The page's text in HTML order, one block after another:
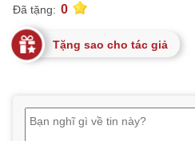
Đã tặng: 0
Tặng sao cho tác giả